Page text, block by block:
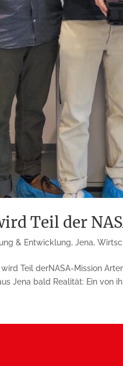
Teil der
& Entwicklung,Jena,
wird Teil derNASA-Mission
Jena bald Realität: Ein von